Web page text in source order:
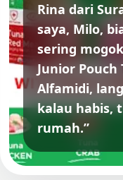
Rina dari
saya, Milo,
sering
Junior Pouch
Alfamidi,
kalau habis,
rumah.”